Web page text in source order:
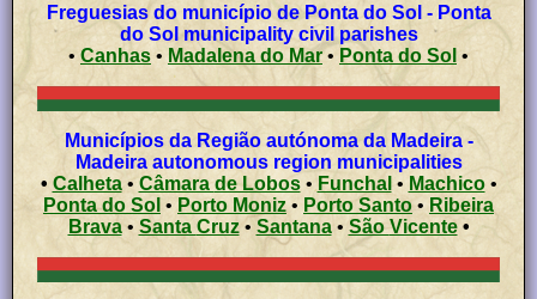
Freguesias do município de Ponta do Sol - Ponta
do Sol municipality civil parishes
• Canhas • Madalena do Mar• Ponta do Sol •
Municípios da Região autónoma da Madeira -
Madeira autonomous region municipalities
• Calheta• Câmara de Lobos• Funchal • Machico•
Ponta do Sol • Porto Moniz • Porto Santo • Ribeira
Brava• Santa Cruz• Santana• São Vicente •